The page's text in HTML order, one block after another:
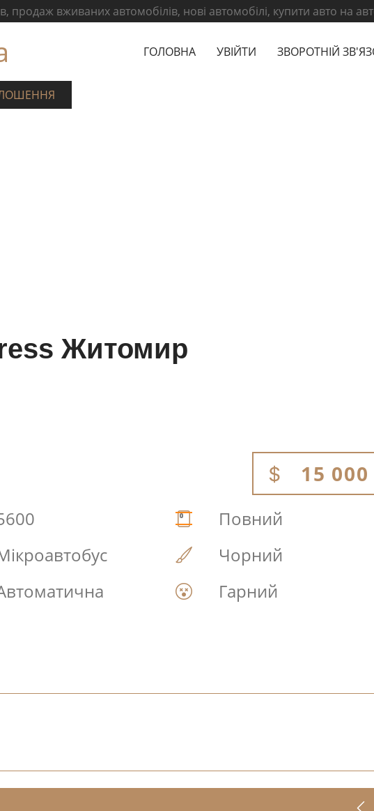
продаж вживаних автомобілів, нові автомобілі, купити авто на
ГОЛОВНА УВІЙТИ ЗВОРОТНІЙ
Житомир
15 000
Повний
Чорний
Гарний